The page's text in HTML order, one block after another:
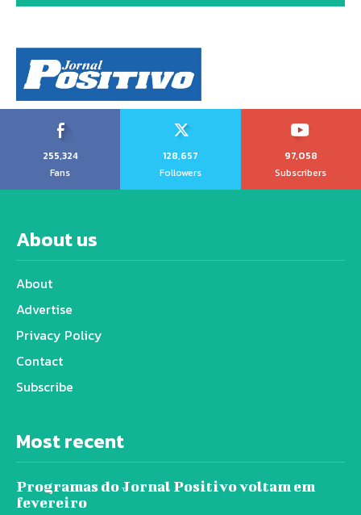
255,324
Fans
128,657
Followers
97,058
Subscribers
About us
About
Advertise
Privacy Policy
Contact
Subscribe
Most recent
Programas do Jornal Positivo voltam em
fevereiro